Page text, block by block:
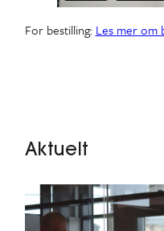
For bestilling: Les mer om
Aktuelt